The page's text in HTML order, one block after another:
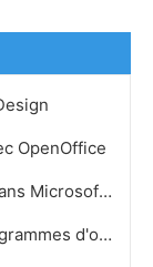
OpenOffice
Comment faire de la courbe du texte dans Microsoft Word 2007
Comment faire pour supprimer les programmes d'ordinateur